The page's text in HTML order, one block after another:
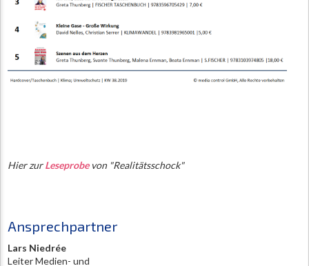
Hier zurLeseprobevon "Realitätsschock"
Ansprechpartner
Lars Niedrée
Leiter Medien- und